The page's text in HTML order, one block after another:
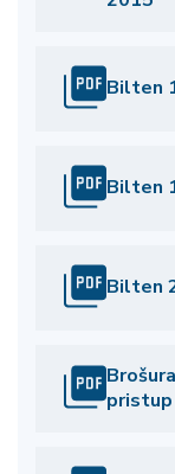
Bilten
Bilten
Bilten
pristup